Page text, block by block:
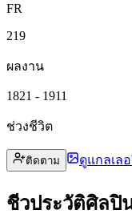
FR
219
ผลงาน
1821 - 1911
ช่วงชีวิต
ติดตาม ดูแกลเล
ชีวประวัติศิลปิ